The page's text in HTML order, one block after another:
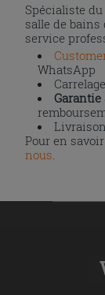
Spécialiste du
salle de
service
WhatsApp
Pour en
nous